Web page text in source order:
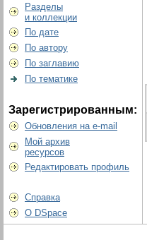
Разделы
и коллекции
По дате
По автору
По заглавию
По тематике
Зарегистрированным:
Обновления на e-mail
Мой архив
ресурсов
Редактировать профиль
Справка
О DSpace